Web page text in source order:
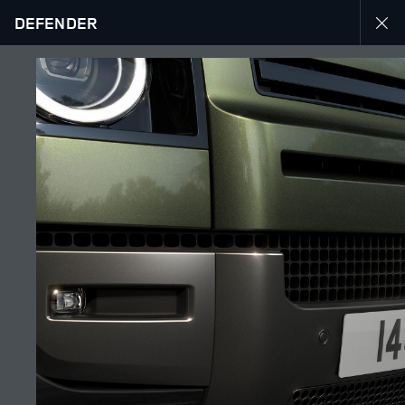
26MY
GALERIE
DEFENDER
SUIVEZ LA CONVERSATION
Marché
TUNISIE
Langue
FRANÇAIS
Détaillant